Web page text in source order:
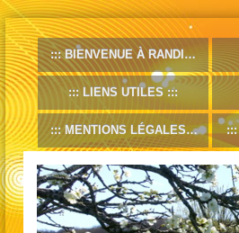
BIENVENUE À RANDIF
LIENS UTILES
MENTIONS LÉGALES